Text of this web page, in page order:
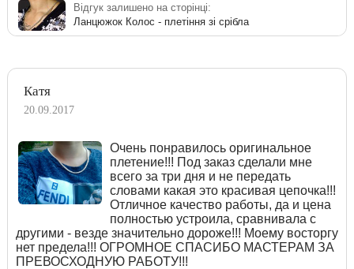
Відгук залишено на сторінці:
Ланцюжок Колос - плетіння зі срібла
Катя
20.09.2017
Очень понравилось оригинальное
плетение!!! Под заказ сделали мне
всего за три дня и не передать
словами какая это красивая цепочка!!!
Отличное качество работы, да и цена
полностью устроила, сравнивала с
другими - везде значительно дороже!!! Моему восторгу
нет предела!!! ОГРОМНОЕ СПАСИБО МАСТЕРАМ ЗА
ПРЕВОСХОДНУЮ РАБОТУ!!!